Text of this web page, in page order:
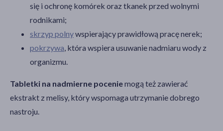
się i ochronę komórek oraz tkanek przed wolnymi
rodnikami;
skrzyp polnywspierający prawidłową pracę nerek;
pokrzywa, która wspiera usuwanie nadmiaru wody z
organizmu.
Tabletki na nadmierne poceniemogą też zawierać
ekstrakt z melisy, który wspomaga utrzymanie dobrego
nastroju.